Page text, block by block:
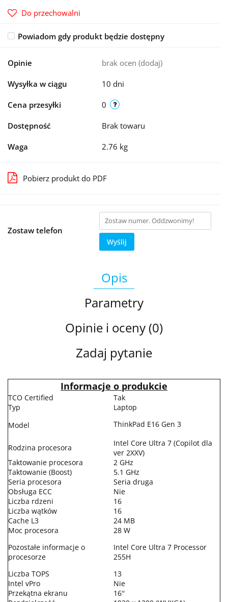
Do przechowalni
Powiadom gdy produkt będzie dostępny
Opinie brak ocen (dodaj)
Wysyłka w ciągu 10 dni
Cena przesyłki 0
Dostępność Brak towaru
Waga 2.76 kg
Pobierz produkt do PDF
Zostaw telefon
Wyślij
Opis
Parametry
Opinie i oceny (0)
Zadaj pytanie
Informacje o produkcie
TCO Certified
Tak
Typ
Laptop
Model
ThinkPad E16 Gen 3
Rodzina procesora
Intel Core Ultra 7 (Copilot dla
ver 2XXV)
Taktowanie procesora
2 GHz
Taktowanie (Boost)
5.1 GHz
Seria procesora
Seria druga
Obsługa ECC
Nie
Liczba rdzeni
16
Liczba wątków
16
Cache L3
24 MB
Moc procesora
28 W
Pozostałe informacje o
procesorze
Intel Core Ultra 7 Processor
255H
Liczba TOPS
13
Intel vPro
Nie
Przekątna ekranu
16''